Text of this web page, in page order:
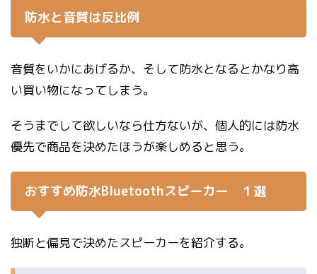
防水と音質は反比例
音質をいかにあげるか、そして防水となるとかなり高
い買い物になってしまう。
そうまでして欲しいなら仕方ないが、個人的には防水
優先で商品を決めたほうが楽しめると思う。
おすすめ防水Bluetoothスピーカー １選
独断と偏見で決めたスピーカーを紹介する。